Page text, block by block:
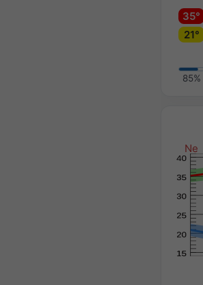
35°
21°
85%
Ne